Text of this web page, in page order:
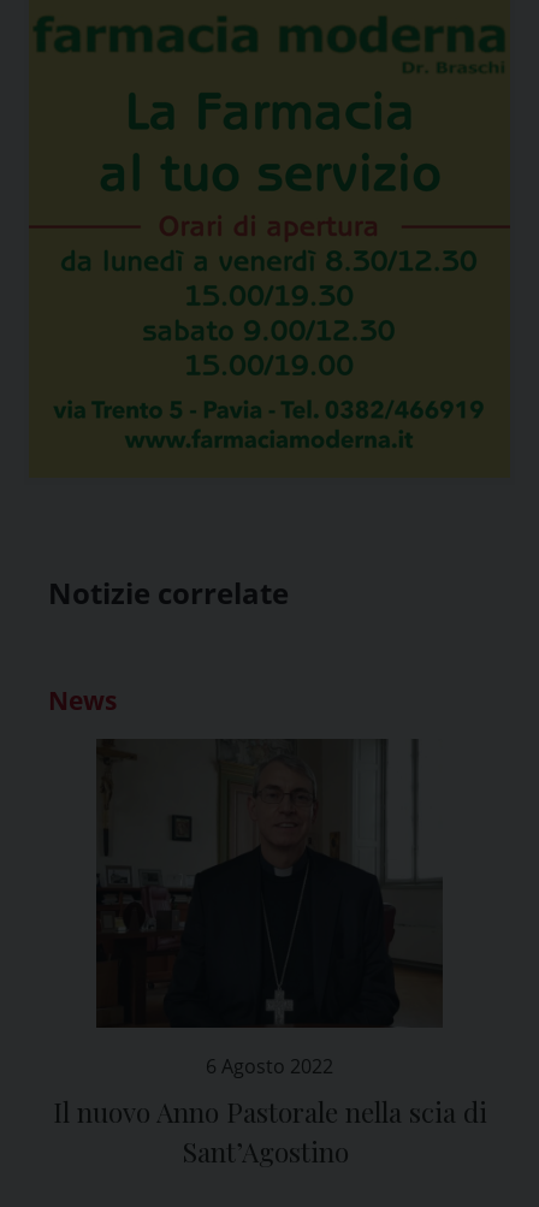
Notizie correlate
News
6 Agosto 2022
Il nuovo Anno Pastorale nella scia di
Sant’Agostino